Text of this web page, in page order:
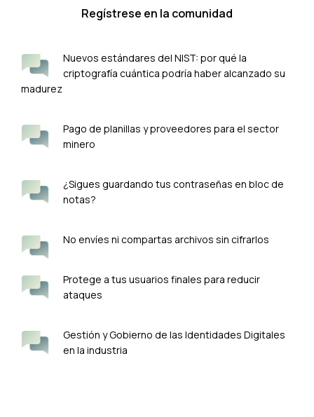
Regístrese en la comunidad
Nuevos estándares del NIST: por qué la
criptografía cuántica podría haber alcanzado su
madurez
Pago de planillas y proveedores para el sector
minero
¿Sigues guardando tus contraseñas en bloc de
notas?
No envíes ni compartas archivos sin cifrarlos
Protege a tus usuarios finales para reducir
ataques
Gestión y Gobierno de las Identidades Digitales
en la industria